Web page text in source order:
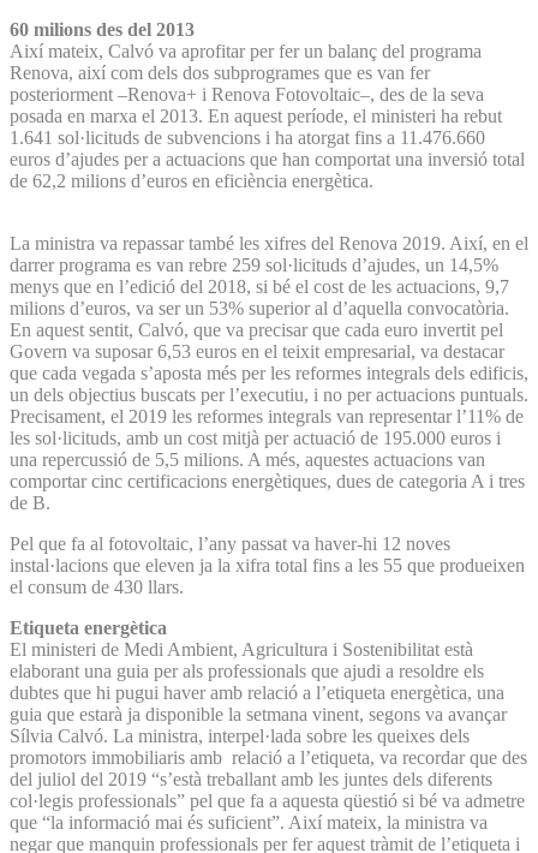
60 milions des del 2013
Així mateix, Calvó va aprofitar per fer un balanç del programa
Renova, així com dels dos subprogrames que es van fer
posteriorment –Renova+ i Renova Fotovoltaic–, des de la seva
posada en marxa el 2013. En aquest període, el ministeri ha rebut
1.641 sol·licituds de subvencions i ha atorgat fins a 11.476.660
euros d’ajudes per a actuacions que han comportat una inversió total
de 62,2 milions d’euros en eficiència energètica.
La ministra va repassar també les xifres del Renova 2019. Així, en el
darrer programa es van rebre 259 sol·licituds d’ajudes, un 14,5%
menys que en l’edició del 2018, si bé el cost de les actuacions, 9,7
milions d’euros, va ser un 53% superior al d’aquella convocatòria.
En aquest sentit, Calvó, que va precisar que cada euro invertit pel
Govern va suposar 6,53 euros en el teixit empresarial, va destacar
que cada vegada s’aposta més per les reformes integrals dels edificis,
un dels objectius buscats per l’executiu, i no per actuacions puntuals.
Precisament, el 2019 les reformes integrals van representar l’11% de
les sol·licituds, amb un cost mitjà per actuació de 195.000 euros i
una repercussió de 5,5 milions. A més, aquestes actuacions van
comportar cinc certificacions energètiques, dues de categoria A i tres
de B.
Pel que fa al fotovoltaic, l’any passat va haver-hi 12 noves
instal·lacions que eleven ja la xifra total fins a les 55 que produeixen
el consum de 430 llars.
Etiqueta energètica
El ministeri de Medi Ambient, Agricultura i Sostenibilitat està
elaborant una guia per als professionals que ajudi a resoldre els
dubtes que hi pugui haver amb relació a l’etiqueta energètica, una
guia que estarà ja disponible la setmana vinent, segons va avançar
Sílvia Calvó. La ministra, interpel·lada sobre les queixes dels
promotors immobiliaris amb relació a l’etiqueta, va recordar que des
del juliol del 2019 “s’està treballant amb les juntes dels diferents
col·legis professionals” pel que fa a aquesta qüestió si bé va admetre
que “la informació mai és suficient”. Així mateix, la ministra va
negar que manquin professionals per fer aquest tràmit de l’etiqueta i